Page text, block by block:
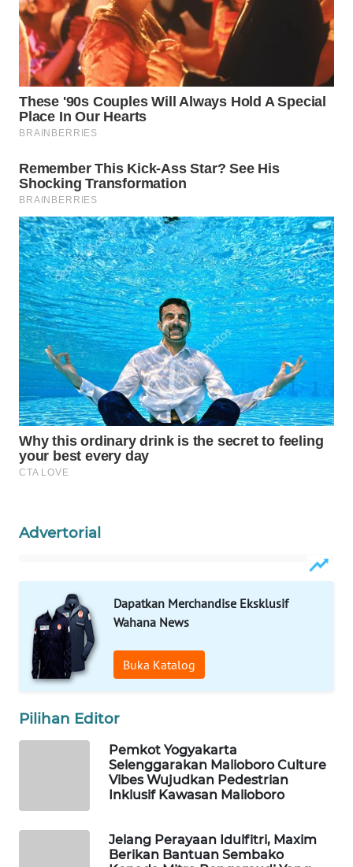
Advertorial
Dapatkan Merchandise Eksklusif
Wahana News
Buka Katalog
Pilihan Editor
Pemkot Yogyakarta
Selenggarakan Malioboro Culture
Vibes Wujudkan Pedestrian
Inklusif Kawasan Malioboro
Jelang Perayaan Idulfitri, Maxim
Berikan Bantuan Sembako
WAHANANEWS
ID
WAHANANEWS
CO ID
WAHANANEWS
WAHANA
SPORT
WAHANA
UMKM
WAHANA
SELEB
WAHANA
PERSONA
WAHANA
OTOMOTIF
WISATA
LAPAK
WAHANA
Wahana
Network
KELISTRIKAN